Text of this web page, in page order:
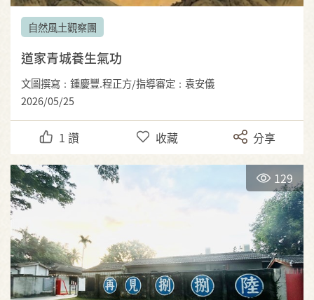
自然風土觀察團
道家青城養生氣功
文圖撰寫：鍾慶豐.程正方/指導審定：袁安儀
2026/05/25
1 讚 收藏 分享
129